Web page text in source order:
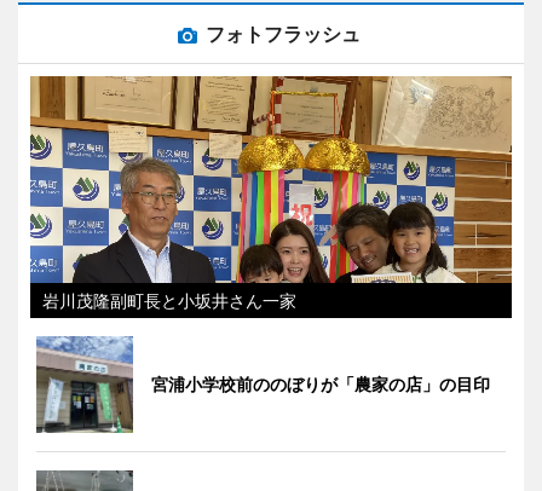
フォトフラッシュ
岩川茂隆副町長と小坂井さん一家
宮浦小学校前ののぼりが「農家の店」の目印